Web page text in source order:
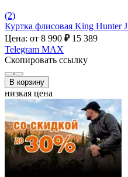
(2)
Куртка флисовая King Hunter
Цена: от 8 990 ₽ 15 389
Telegram MAX
Скопировать ссылку
В корзину
низкая цена